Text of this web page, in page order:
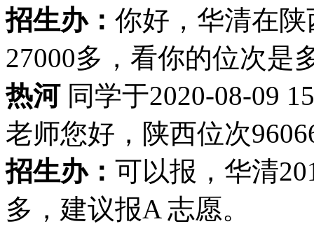
招生办： 你好，华清在
27000多，看你的位次是
热河同学于2020-08-09
老师您好，陕西位次
招生办： 可以报，华清
多，建议报A 志愿。